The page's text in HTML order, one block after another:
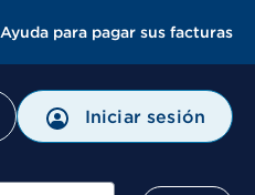
Ayuda para pagar sus facturas
Iniciar sesión